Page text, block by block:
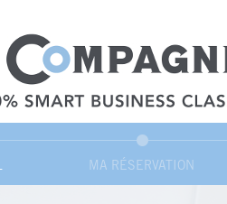
_ACTIVE_STEP_MA RÉSERVATION